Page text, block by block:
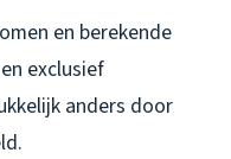
en berekende
exclusief
anders door